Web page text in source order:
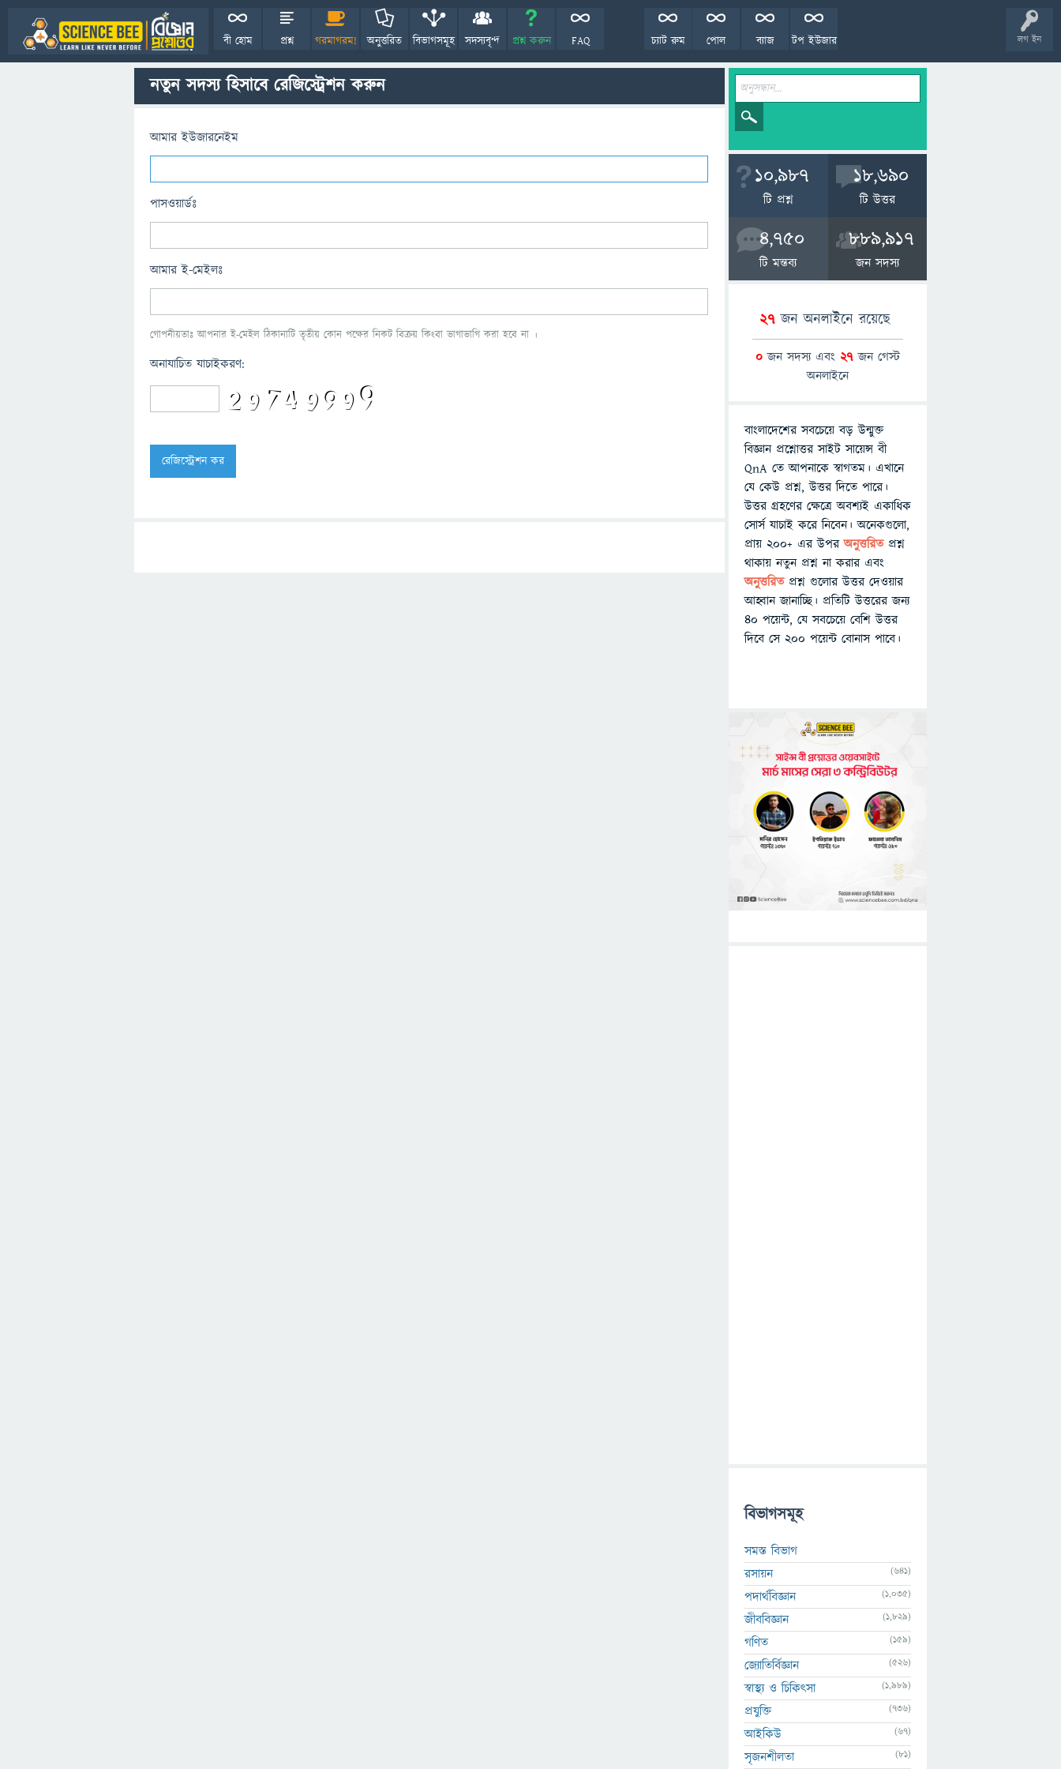
লগ ইন
বী হোম প্রশ্ন গরমাগরম! অনুত্তরিত বিভাগসমূহ সদস্যবৃন্দ প্রশ্ন করুন FAQ টপ ইউজার
ব্যাজ
পোল
চ্যাট রুম
নতুন সদস্য হিসাবে রেজিস্ট্রেশন করুন
আমার ইউজারনেইম
পাসওয়ার্ডঃ
আমার ই-মেইলঃ
গোপনীয়তাঃ আপনার ই-মেইল ঠিকানাটি তৃতীয় কোন পক্ষের নিকট বিক্রয় কিংবা ভাগাভাগি করা হবে না ।
অনাযাচিত যাচাইকরণ:
10,987
টি প্রশ্ন
18,690
টি উত্তর
4,750
টি মন্তব্য
889,917
জন সদস্য
27জন অনলাইনে রয়েছে
0 জন সদস্য এবং 27 জন গেস্ট
অনলাইনে
বাংলাদেশের সবচেয়ে বড় উন্মুক্ত
বিজ্ঞান প্রশ্নোত্তর সাইট সায়েন্স বী
QnA তে আপনাকে স্বাগতম। এখানে
যে কেউ প্রশ্ন, উত্তর দিতে পারে।
উত্তর গ্রহণের ক্ষেত্রে অবশ্যই একাধিক
সোর্স যাচাই করে নিবেন। অনেকগুলো,
প্রায় ২০০+ এর উপরঅনুত্তরিতপ্রশ্ন
থাকায় নতুন প্রশ্ন না করার এবং
অনুত্তরিত প্রশ্ন গুলোর উত্তর দেওয়ার
আহ্বান জানাচ্ছি। প্রতিটি উত্তরের জন্য
৪০ পয়েন্ট, যে সবচেয়ে বেশি উত্তর
দিবে সে ২০০ পয়েন্ট বোনাস পাবে।
বিভাগসমূহ
সমস্ত বিভাগ
রসায়ন
(641)
পদার্থবিজ্ঞান (1,035)
জীববিজ্ঞান (1,829)
গণিত (159)
জ্যোতির্বিজ্ঞান (526)
স্বাস্থ্য ও চিকিৎসা (1,989)
প্রযুক্তি (736)
আইকিউ (67)
সৃজনশীলতা (81)